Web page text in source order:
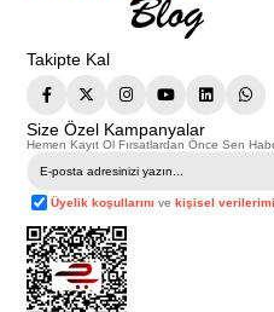
Takipte Kal
Size Özel Kampanyalar
Hemen Kayıt Ol Fırsatlardan Önce Sen
Üyelik koşullarını vekişisel